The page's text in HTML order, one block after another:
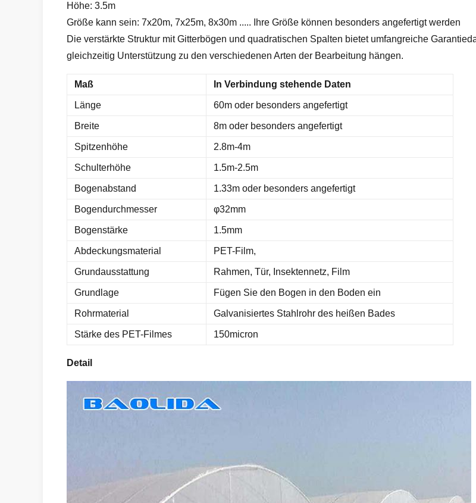
Höhe: 3.5m
Größe kann sein: 7x20m, 7x25m, 8x30m ..... Ihre Größe können besonders angefertigt werden
Die verstärkte Struktur mit Gitterbögen und quadratischen Spalten bietet umfangreiche
gleichzeitig Unterstützung zu den verschiedenen Arten der Bearbeitung hängen.
Maß In Verbindung stehende Daten
Länge 60m oder besonders angefertigt
Breite 8m oder besonders angefertigt
Spitzenhöhe 2.8m-4m
Schulterhöhe 1.5m-2.5m
Bogenabstand 1.33m oder besonders angefertigt
Bogendurchmesser φ32mm
Bogenstärke 1.5mm
Abdeckungsmaterial PET-Film,
Grundausstattung Rahmen, Tür, Insektennetz, Film
Grundlage Fügen Sie den Bogen in den Boden ein
Rohrmaterial Galvanisiertes Stahlrohr des heißen Bades
Stärke des PET-Filmes 150micron
Detail